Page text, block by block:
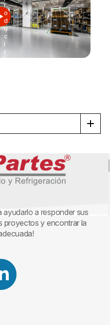
r
o
d
u
c
i
r
ayudarlo a responder sus
proyectos y encontrar la